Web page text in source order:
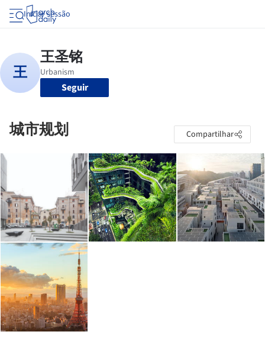
Iniciar sessão
Seguir
城市规划 Compartilhar